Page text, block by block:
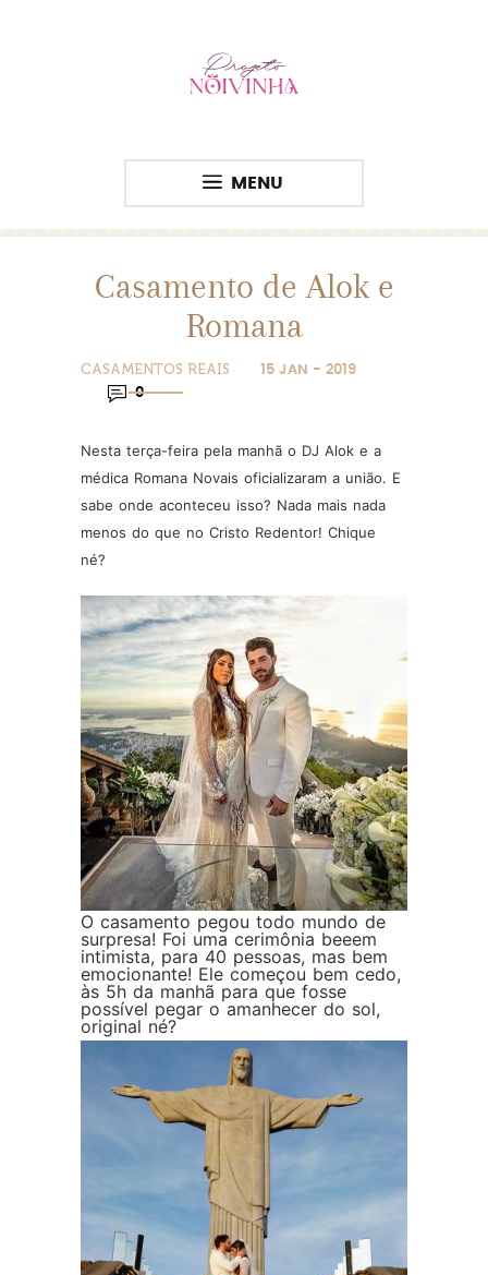
MENU
Casamento de Alok e
Romana
CASAMENTOS REAIS
15 JAN - 2019
0
Nesta terça-feira pela manhã o DJ Alok e a
médica Romana Novais oficializaram a união. E
sabe onde aconteceu isso? Nada mais nada
menos do que no Cristo Redentor! Chique
né?
O casamento pegou todo mundo de
surpresa! Foi uma cerimônia beeem
intimista, para 40 pessoas, mas bem
emocionante! Ele começou bem cedo,
às 5h da manhã para que fosse
possível pegar o amanhecer do sol,
original né?